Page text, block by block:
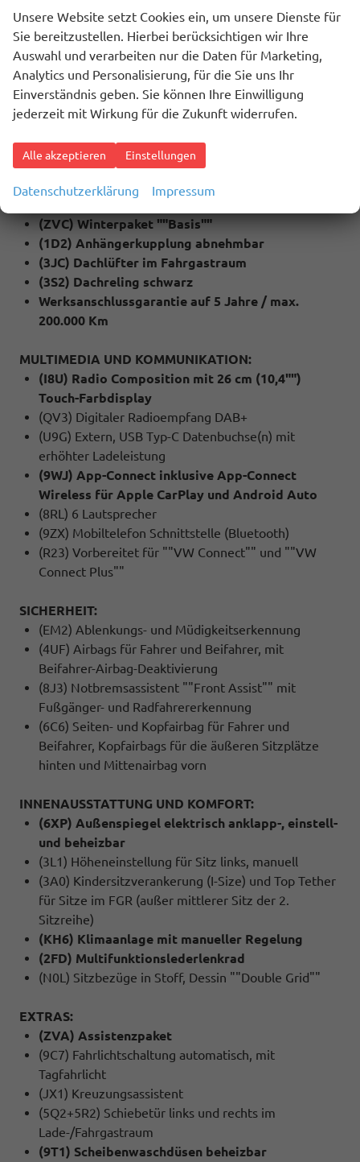
(4A3) Sitzheizung für Vordersitze
(QC1) Fenster ab B-Säule abgedunkelt
(79H) Spurwechselassistent ""Side Assist"" inkl.
""Blind Spot Detection"", Ausparkassistent und
Ausstiegswarner
(6I1) Spurhalteassistent ""Lane Assist""
(4I7) Zentralverriegelung mit Funkklappschlüssel
inkl. Keyless Start (Schlüsselloses starten)
(2J1) Stoßfänger in Wagenfarbe lackiert
(ZVC) Winterpaket ""Basis""
(1D2) Anhängerkupplung abnehmbar
(3JC) Dachlüfter im Fahrgastraum
(3S2) Dachreling schwarz
Werksanschlussgarantie auf 5 Jahre / max.
200.000 Km
MULTIMEDIA UND KOMMUNIKATION:
(I8U) Radio Composition mit 26 cm (10,4"")
Touch-Farbdisplay
(QV3) Digitaler Radioempfang DAB+
(U9G) Extern, USB Typ-C Datenbuchse(n) mit
erhöhter Ladeleistung
(9WJ) App-Connect inklusive App-Connect
Wireless für Apple CarPlay und Android Auto
(8RL) 6 Lautsprecher
(9ZX) Mobiltelefon Schnittstelle (Bluetooth)
(R23) Vorbereitet für ""VW Connect"" und ""VW
Connect Plus""
SICHERHEIT:
(EM2) Ablenkungs- und Müdigkeitserkennung
(4UF) Airbags für Fahrer und Beifahrer, mit
Beifahrer-Airbag-Deaktivierung
(8J3) Notbremsassistent ""Front Assist"" mit
Fußgänger- und Radfahrererkennung
(6C6) Seiten- und Kopfairbag für Fahrer und
Beifahrer, Kopfairbags für die äußeren Sitzplätze
hinten und Mittenairbag vorn
INNENAUSSTATTUNG UND KOMFORT:
(6XP) Außenspiegel elektrisch anklapp-, einstell-
und beheizbar
(3L1) Höheneinstellung für Sitz links, manuell
(3A0) Kindersitzverankerung (I-Size) und Top Tether
für Sitze im FGR (außer mittlerer Sitz der 2.
Sitzreihe)
(KH6) Klimaanlage mit manueller Regelung
(2FD) Multifunktionslederlenkrad
(N0L) Sitzbezüge in Stoff, Dessin ""Double Grid""
EXTRAS:
(ZVA) Assistenzpaket
(9C7) Fahrlichtschaltung automatisch, mit
Tagfahrlicht
(JX1) Kreuzungsassistent
(5Q2+5R2) Schiebetür links und rechts im
Lade-/Fahrgastraum
(9T1) Scheibenwaschdüsen beheizbar
Unsere Website setzt Cookies ein, um unsere Dienste für
Sie bereitzustellen. Hierbei berücksichtigen wir Ihre
Auswahl und verarbeiten nur die Daten für Marketing,
Analytics und Personalisierung, für die Sie uns Ihr
Einverständnis geben. Sie können Ihre Einwilligung
jederzeit mit Wirkung für die Zukunft widerrufen.
Alle akzeptieren Einstellungen
Datenschutzerklärung Impressum